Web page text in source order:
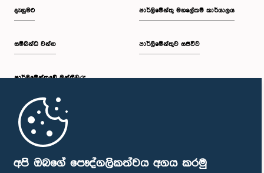
අපි ඔබගේ පෞද්ගලිකත්වය අගය කරමු
දැනුමට
සම්බන්ධ වන්න
පාර්ලි‌මේන්තුවේ මන්ත්‍රීවරු
මුල් පිටුව
පාර්ලිමේන්තු මහලේකම් කාර්යාලය
පාර්ලිමේන්තුව සජීවීව
පාර්ලිමේන්තු ජංගම යෙදුම